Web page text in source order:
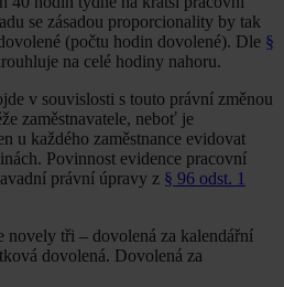
se zásadou proporcionality by tak
(počtu hodin dovolené). Dle §
na celé hodiny nahoru.
v souvislosti s touto právní změnou
zaměstnavatele, neboť je
u každého zaměstnance evidovat
Povinnost evidence pracovní
právní úpravy z § 96 odst. 1
novely tři – dovolená za kalendářní
dovolená. Dovolená za